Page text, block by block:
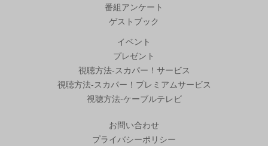
番組アンケート
ゲストブック
イベント
プレゼント
視聴方法-スカパー！サービス
視聴方法-スカパー！プレミアムサービス
視聴方法-ケーブルテレビ
お問い合わせ
プライバシーポリシー